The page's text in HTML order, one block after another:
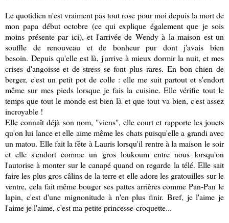
Le quotidien n'est vraiment pas tout rose pour moi depuis la mort de
mon papa début octobre (ce qui explique également que je sois
moins présente par ici), et l'arrivée de Wendy à la maison est un
souffle de renouveau et de bonheur pur dont j'avais bien
besoin. Depuis qu'elle est là, j'arrive à mieux dormir la nuit, et mes
crises d'angoisse et de stress se font plus rares. En bon chien de
berger, c'est un petit pot de colle : elle me suit partout et s'endort
même sur mes pieds lorsque je fais la cuisine. Elle vérifie tout le
temps que tout le monde est bien là et que tout va bien, c'est assez
incroyable !
Elle connaît déjà son nom, "viens", elle court et rapporte les jouets
qu'on lui lance et elle aime même les chats puisqu'elle a grandi avec
un matou. Elle fait la fête à Lauris lorsqu'il rentre à la maison le soir
et elle s'endort comme un gros loukoum entre nous lorsqu'on
l'autorise à monter sur le canapé quand on regarde la télé. Elle sait
faire les plus gros câlins de la terre et elle adore les gratouilles sur le
ventre, cela fait même bouger ses pattes arrières comme Pan-Pan le
lapin, c'est d'une mignonitude à n'en plus finir. Bref, je l'aime je
l'aime je l'aime, c'est ma petite princesse-croquette...